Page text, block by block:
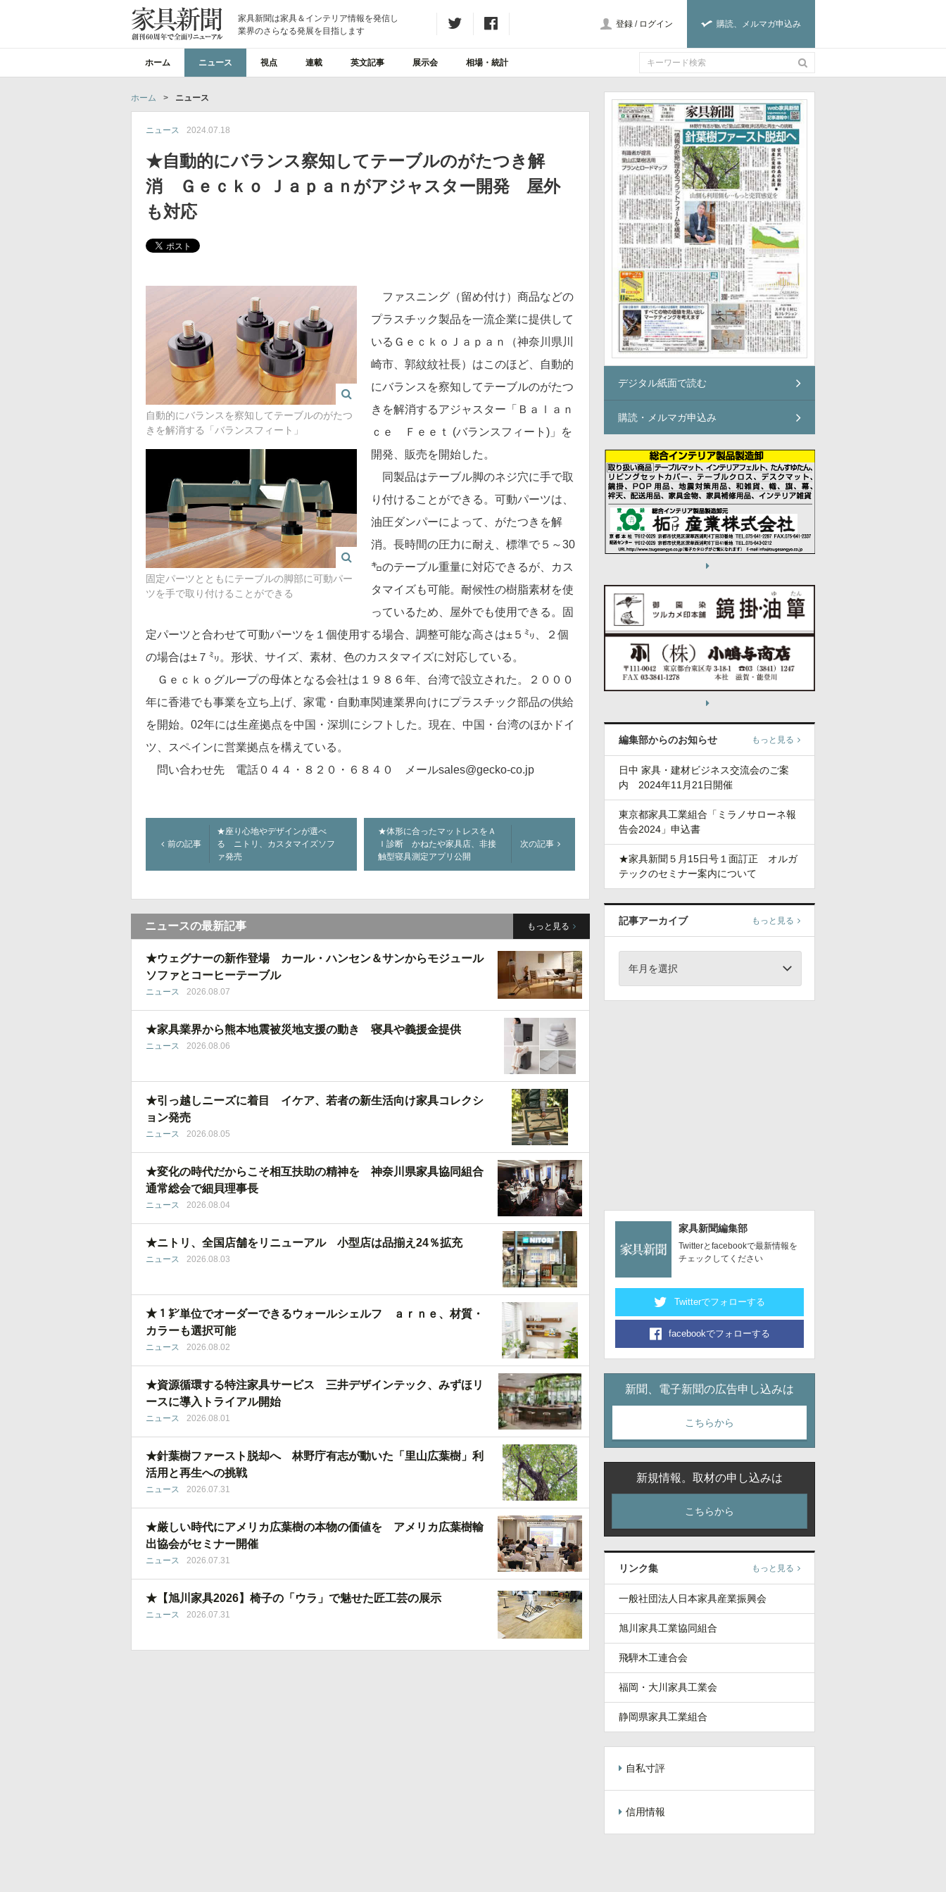
家具新聞は家具＆インテリア情報を発信し
業界のさらなる発展を目指します
購読、メルマガ申込み
登録 / ログイン
ホーム ニュース 視点 連載 英文記事 展示会 相場・統計
ホーム > ニュース
ニュース 2024.07.18
★自動的にバランス察知してテーブルのがたつき解
消 Ｇｅｃｋｏ Ｊａｐａｎがアジャスター開発 屋外
も対応
自動的にバランスを察知してテーブルのがたつ
きを解消する「バランスフィート」
固定パーツとともにテーブルの脚部に可動パー
ツを手で取り付けることができる
ファスニング（留め付け）商品などの
プラスチック製品を一流企業に提供して
いるＧｅｃｋｏＪａｐａｎ（神奈川県川
崎市、郭紋紋社長）はこのほど、自動的
にバランスを察知してテーブルのがたつ
きを解消するアジャスター「Ｂａｌａｎ
ｃｅ Ｆｅｅｔ (バランスフィート)」を
開発、販売を開始した。
同製品はテーブル脚のネジ穴に手で取
り付けることができる。可動パーツは、
油圧ダンパーによって、がたつきを解
消。長時間の圧力に耐え、標準で５～30
㌔のテーブル重量に対応できるが、カス
タマイズも可能。耐候性の樹脂素材を使
っているため、屋外でも使用できる。固
定パーツと合わせて可動パーツを１個使用する場合、調整可能な高さは±５㍉、２個
の場合は±７㍉。形状、サイズ、素材、色のカスタマイズに対応している。
Ｇｅｃｋｏグループの母体となる会社は１９８６年、台湾で設立された。２０００
年に香港でも事業を立ち上げ、家電・自動車関連業界向けにプラスチック部品の供給
を開始。02年には生産拠点を中国・深圳にシフトした。現在、中国・台湾のほかドイ
ツ、スペインに営業拠点を構えている。
問い合わせ先 電話０４４・８２０・６８４０ メールsales@gecko-co.jp
前の記事
★座り心地やデザインが選べ
る ニトリ、カスタマイズソフ
ァ発売
★体形に合ったマットレスをＡ
Ｉ診断 かねたや家具店、非接
触型寝具測定アプリ公開
次の記事
ニュースの最新記事 もっと見る
★ウェグナーの新作登場 カール・ハンセン＆サンからモジュール
ソファとコーヒーテーブル
ニュース 2026.08.07
★家具業界から熊本地震被災地支援の動き 寝具や義援金提供
ニュース 2026.08.06
★引っ越しニーズに着目 イケア、若者の新生活向け家具コレクシ
ョン発売
ニュース 2026.08.05
★変化の時代だからこそ相互扶助の精神を 神奈川県家具協同組合
通常総会で細貝理事長
ニュース 2026.08.04
★ニトリ、全国店舗をリニューアル 小型店は品揃え24％拡充
ニュース 2026.08.03
★１㌢単位でオーダーできるウォールシェルフ ａｒｎｅ、材質・
カラーも選択可能
ニュース 2026.08.02
★資源循環する特注家具サービス 三井デザインテック、みずほリ
ースに導入トライアル開始
ニュース 2026.08.01
★針葉樹ファースト脱却へ 林野庁有志が動いた「里山広葉樹」利
活用と再生への挑戦
ニュース 2026.07.31
★厳しい時代にアメリカ広葉樹の本物の価値を アメリカ広葉樹輸
出協会がセミナー開催
ニュース 2026.07.31
★【旭川家具2026】椅子の「ウラ」で魅せた匠工芸の展示
ニュース 2026.07.31
デジタル紙面で読む
購読・メルマガ申込み
編集部からのお知らせ もっと見る
日中 家具・建材ビジネス交流会のご案
内 2024年11月21日開催
東京都家具工業組合「ミラノサローネ報
告会2024」申込書
★家具新聞５月15日号１面訂正 オルガ
テックのセミナー案内について
記事アーカイブ もっと見る
年月を選択
家具新聞編集部
Twitterとfacebookで最新情報を
チェックしてください
Twitterでフォローする
facebookでフォローする
新聞、電子新聞の広告申し込みは
こちらから
新規情報。取材の申し込みは
こちらから
リンク集 もっと見る
一般社団法人日本家具産業振興会
旭川家具工業協同組合
飛騨木工連合会
福岡・大川家具工業会
静岡県家具工業組合
自私寸評
信用情報